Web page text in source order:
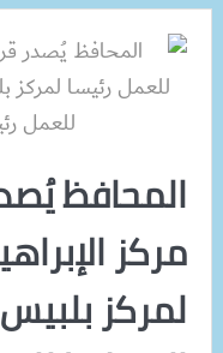
المحافظ
مركز
لمركز